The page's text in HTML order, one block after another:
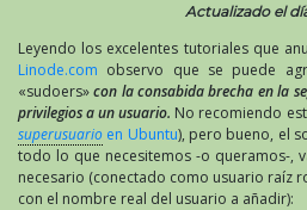
Actualizado el
Leyendo los excelentes tutoriales que
Linode.com observo que se puede
«sudoers»con la consabida brecha en la
privilegios a un usuario. No recomiendo
superusuario en Ubuntu), pero bueno, el
todo lo que necesitemos -o queramos-,
necesario (conectado como usuario raíz
con el nombre real del usuario a añadir):